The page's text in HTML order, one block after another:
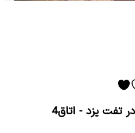
تفت یزد - اتاق4